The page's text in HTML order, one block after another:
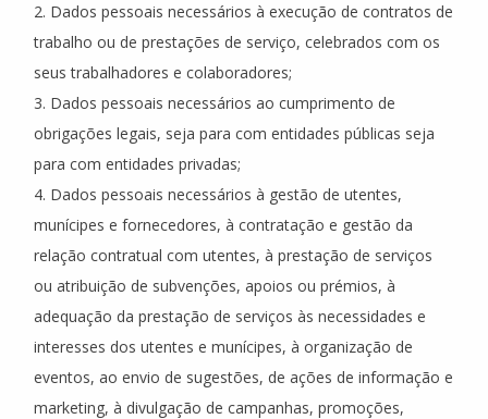
2. Dados pessoais necessários à execução de contratos de
trabalho ou de prestações de serviço, celebrados com os
seus trabalhadores e colaboradores;
3. Dados pessoais necessários ao cumprimento de
obrigações legais, seja para com entidades públicas seja
para com entidades privadas;
4. Dados pessoais necessários à gestão de utentes,
munícipes e fornecedores, à contratação e gestão da
relação contratual com utentes, à prestação de serviços
ou atribuição de subvenções, apoios ou prémios, à
adequação da prestação de serviços às necessidades e
interesses dos utentes e munícipes, à organização de
eventos, ao envio de sugestões, de ações de informação e
marketing, à divulgação de campanhas, promoções,